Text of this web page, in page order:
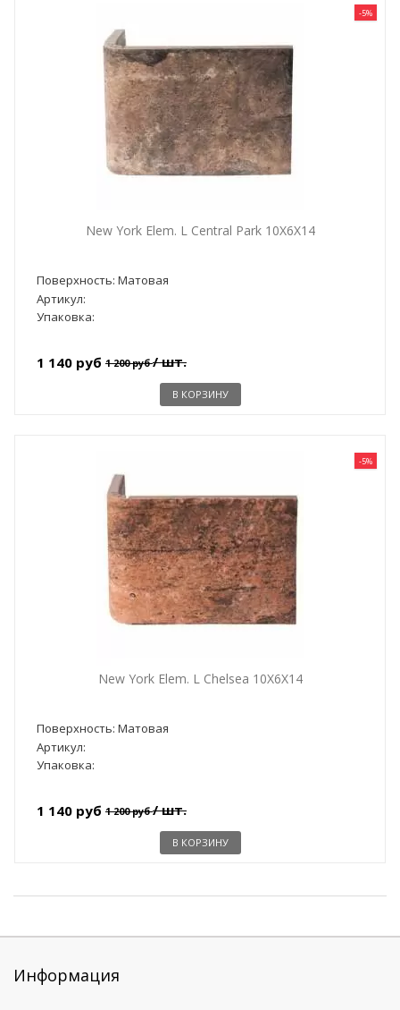
-5%
New York Elem. L Central Park 10X6X14
Поверхность: Матовая
Артикул:
Упаковка:
1 140 руб 1 200 руб/ шт.
В КОРЗИНУ
-5%
New York Elem. L Chelsea 10X6X14
Поверхность: Матовая
Артикул:
Упаковка:
1 140 руб 1 200 руб/ шт.
В КОРЗИНУ
Информация